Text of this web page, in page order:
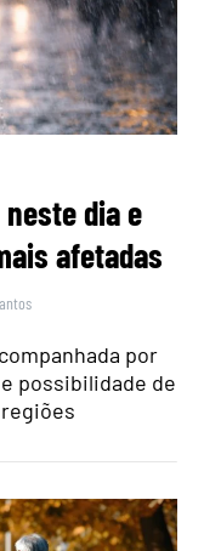
dia e
afetadas
por
possibilidade de